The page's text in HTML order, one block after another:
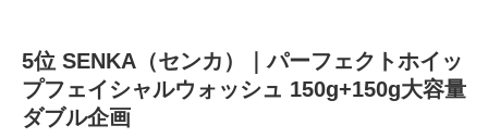
5位 SENKA（センカ）｜パーフェクトホイッ
プフェイシャルウォッシュ 150g+150g大容量
ダブル企画